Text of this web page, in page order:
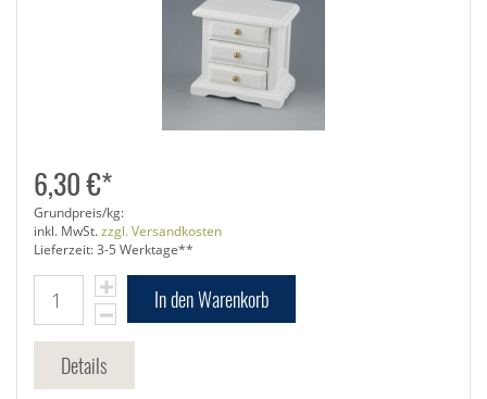
6,30 €*
Grundpreis/kg:
inkl. MwSt.zzgl. Versandkosten
Lieferzeit: 3-5 Werktage**
In den Warenkorb
Details